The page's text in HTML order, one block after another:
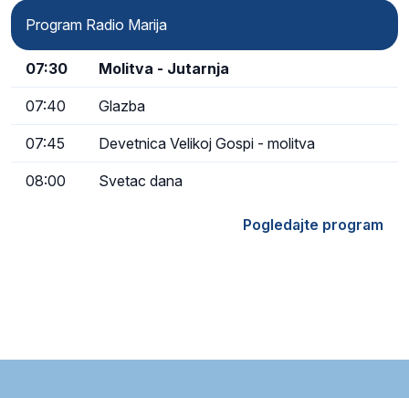
Program Radio Marija
07:30 Molitva - Jutarnja
07:40 Glazba
07:45 Devetnica Velikoj Gospi - molitva
08:00 Svetac dana
Pogledajte program